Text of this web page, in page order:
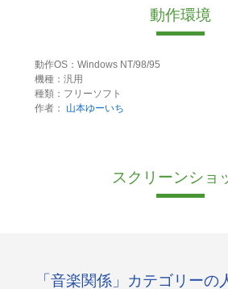
動作環境
動作OS：Windows NT/98/95
機種：汎用
種類：フリーソフト
作者：
山本ゆーいち
スクリーンショ
「音楽関係」カテゴリーの